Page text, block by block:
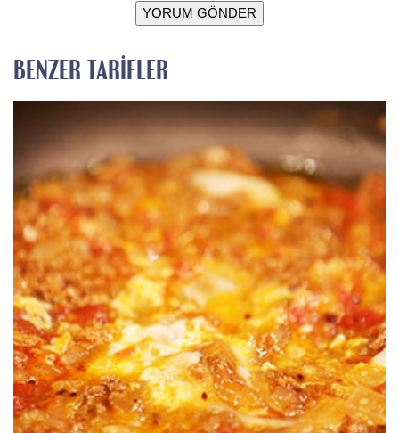
YORUM GÖNDER
BENZER TARIFLER